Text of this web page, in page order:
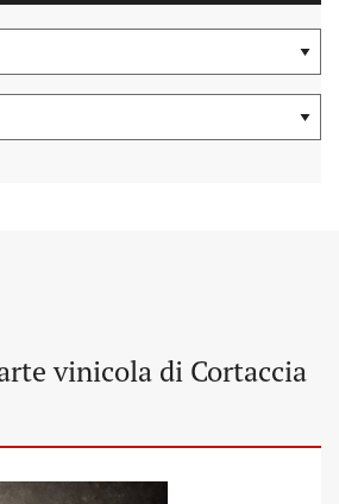
vinicola di Cortaccia